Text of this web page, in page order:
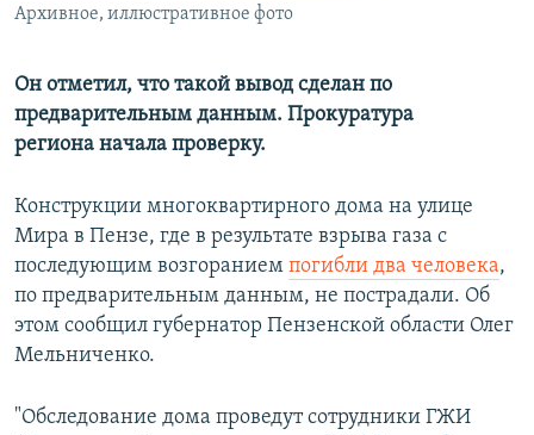
Все сайты РСЕ/РС
Архивное, иллюстративное фото
Он отметил, что такой вывод сделан по
предварительным данным. Прокуратура
региона начала проверку.
Конструкции многоквартирного дома на улице
Мира в Пензе, где в результате взрыва газа с
последующим возгоранием погибли два человека,
по предварительным данным, не пострадали. Об
этом сообщил губернатор Пензенской области Олег
Мельниченко.
"Обследование дома проведут сотрудники ГЖИ